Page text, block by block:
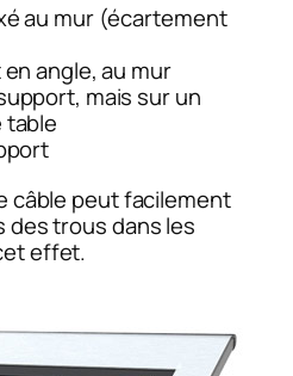
au mur (écartement
angle, au mur
mais sur un
table
câble peut facilement
des trous dans les
effet.